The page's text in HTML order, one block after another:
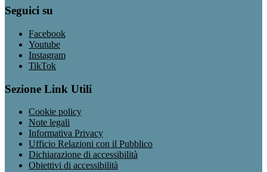
Seguici su
Facebook
Youtube
Instagram
TikTok
Sezione Link Utili
Cookie policy
Note legali
Informativa Privacy
Ufficio Relazioni con il Pubblico
Dichiarazione di accessibilità
Obiettivi di accessibilità